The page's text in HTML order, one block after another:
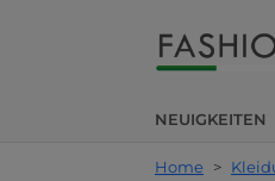
NEUIGKEITEN
Home >